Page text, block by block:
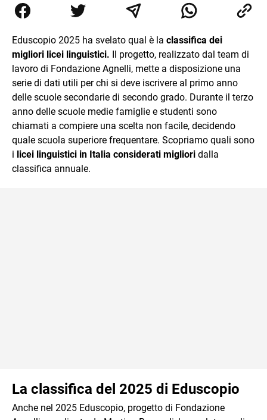
collaborato con grandi gruppi editoriali e agenzie di
comunicazione specializzandosi nella scrittura di articoli
Eduscopio 2025 ha svelato qual è la classifica dei
migliori licei linguistici. Il progetto, realizzato dal team di
lavoro di Fondazione Agnelli, mette a disposizione una
serie di dati utili per chi si deve iscrivere al primo anno
delle scuole secondarie di secondo grado. Durante il terzo
anno delle scuole medie famiglie e studenti sono
chiamati a compiere una scelta non facile, decidendo
quale scuola superiore frequentare. Scopriamo quali sono
i licei linguistici in Italia considerati migliori dalla
classifica annuale.
La classifica del 2025 di Eduscopio
Anche nel 2025 Eduscopio, progetto di Fondazione